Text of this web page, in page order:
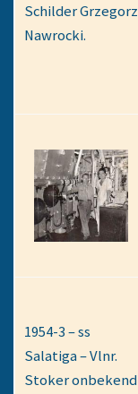
Schilder Grzegorz
Nawrocki.
1954-3 – ss
Salatiga – Vlnr.
Stoker onbekend